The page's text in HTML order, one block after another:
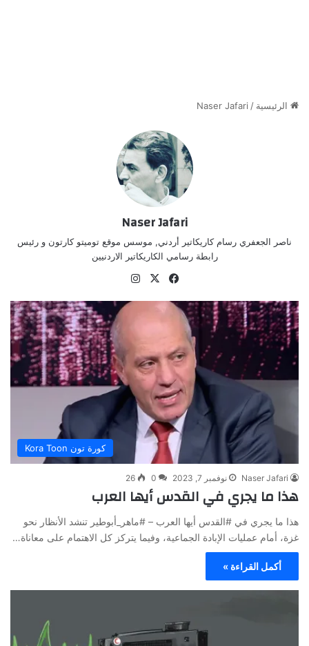
الرئيسية /
Naser Jafari
Naser Jafari
ناصر الجعفري رسام كاريكاتير أردني, موسس موقع توميتو كارتون و رئيس
رابطة رسامي الكاريكاتير الاردنيين
فيسبوك
‫X
كورة تون Kora Toon
Naser Jafari نوفمبر 7, 2023 0
26
هذا ما يجري في القدس أيها العرب
هذا ما يجري في #القدس أيها العرب – #ماهر_أبوطير تنشد الأنظار نحو
غزة، أمام عمليات الإبادة الجماعية، وفيما يتركز كل الاهتمام على معاناة…
أكمل القراءة »